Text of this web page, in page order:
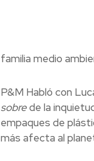
familia medio
P&M Habló con
sobrede la
empaques de
más afecta al